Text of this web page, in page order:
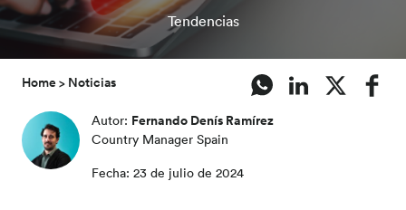
Tendencias
Home Noticias
Autor: Fernando Denís Ramírez
Country Manager Spain
Fecha: 23 de julio de 2024